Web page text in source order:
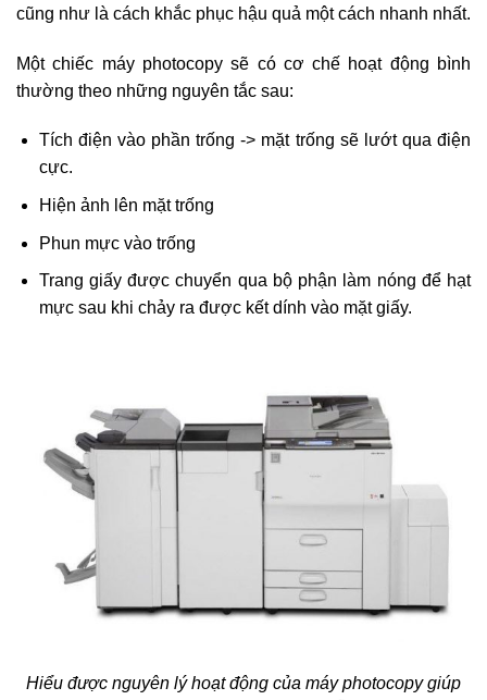
cũng như là cách khắc phục hậu quả một cách nhanh nhất.
Một chiếc máy photocopy sẽ có cơ chế hoạt động bình
thường theo những nguyên tắc sau:
Tích điện vào phần trống -> mặt trống sẽ lướt qua điện
cực.
Hiện ảnh lên mặt trống
Phun mực vào trống
Trang giấy được chuyển qua bộ phận làm nóng để hạt
mực sau khi chảy ra được kết dính vào mặt giấy.
Hiểu được nguyên lý hoạt động của máy photocopy giúp